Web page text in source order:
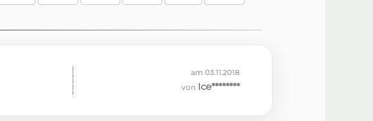
am 03.11.2018
von Ice********